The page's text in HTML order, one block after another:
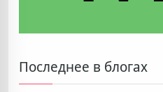
Последнее в блогах